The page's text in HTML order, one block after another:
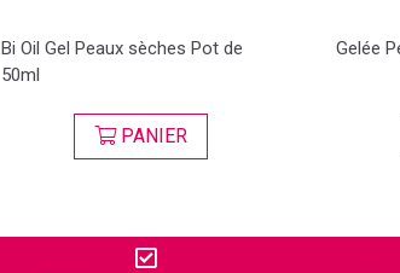
Bi Oil Gel Peaux sèches Pot de
50ml
PANIER
Gelée